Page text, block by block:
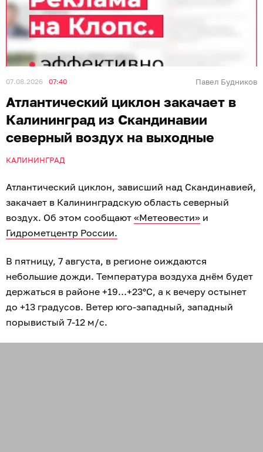
07.08.2026 07:40 Павел Будников
Атлантический циклон закачает в
Калининград из Скандинавии
северный воздух на выходные
КАЛИНИНГРАД
Атлантический циклон, зависший над Скандинавией,
закачает в Калининградскую область северный
воздух. Об этом сообщают «Метеовести» и
Гидрометцентр России.
В пятницу, 7 августа, в регионе оиждаются
небольшие дожди. Температура воздуха днём будет
держаться в районе +19…+23°C, а к вечеру остынет
до +13 градусов. Ветер юго-западный, западный
порывистый 7-12 м/с.